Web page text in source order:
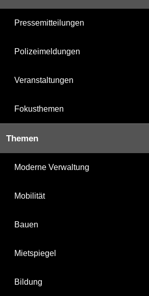
Pressemitteilungen
Polizeimeldungen
Veranstaltungen
Fokusthemen
Themen
Moderne Verwaltung
Mobilität
Bauen
Mietspiegel
Bildung